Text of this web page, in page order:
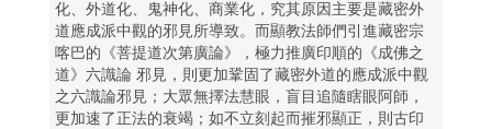
化、外道化、鬼神化、商業化，究其原因主要是藏密外
道應成派中觀的邪見所導致。而顯教法師們引進藏密宗
喀巴的《菩提道次第廣論》，極力推廣印順的《成佛之
道》六識論 邪見，則更加鞏固了藏密外道的應成派中觀
之六識論邪見；大眾無擇法慧眼，盲目追隨瞎眼阿師，
更加速了正法的衰竭；如不立刻起而摧邪顯正，則古印